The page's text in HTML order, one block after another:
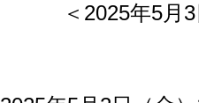
＜2025年5月